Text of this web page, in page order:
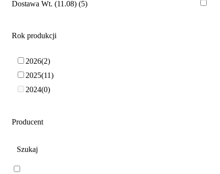
Dostawa Wt. (11.08) 5
Rok produkcji
2026 2
2025 11
2024 0
Producent